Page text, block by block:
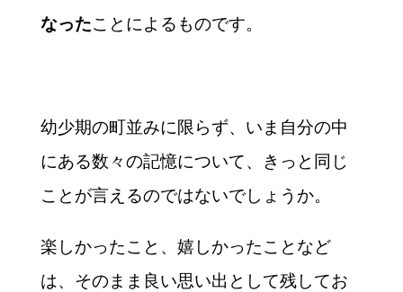
なったことによるものです。
幼少期の町並みに限らず、いま自分の中
にある数々の記憶について、きっと同じ
ことが言えるのではないでしょうか。
楽しかったこと、嬉しかったことなど
は、そのまま良い思い出として残してお